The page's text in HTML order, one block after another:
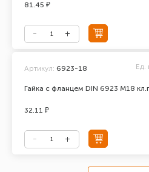
81.45 ₽
Гайка с фланцем DIN 6923 М18
Артикул: 6923-18 Ед.
32.11 ₽